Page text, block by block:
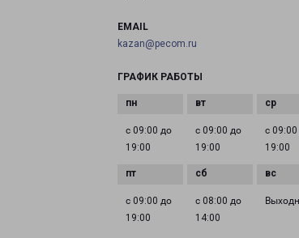
EMAIL
kazan@pecom.ru
ГРАФИК РАБОТЫ
с 09:00 до
19:00
с 09:00 до
19:00
с
19:00
с 09:00 до
19:00
с 08:00 до
14:00